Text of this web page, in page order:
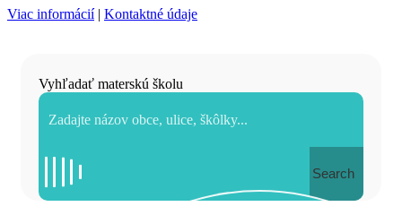
Viac informácií| Kontaktné údaje
Vyhľadať materskú školu
Search